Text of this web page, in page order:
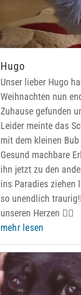
Hugo
Unser lieber Hugo
Weihnachten nun
Zuhause gefunden
Leider meinte das
mit dem kleinen
Gesund machbare
ihn jetzt zu den
ins Paradies ziehen
so unendlich
unseren Herzen ❤️‍🔥
mehr lesen